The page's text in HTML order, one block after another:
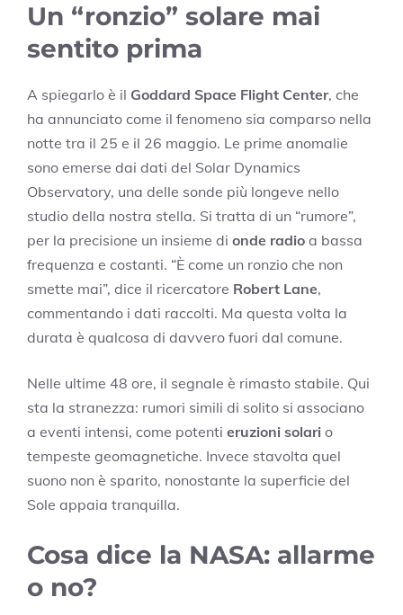
Un “ronzio” solare mai
sentito prima
A spiegarlo è il Goddard Space Flight Center, che
ha annunciato come il fenomeno sia comparso nella
notte tra il 25 e il 26 maggio. Le prime anomalie
sono emerse dai dati del Solar Dynamics
Observatory, una delle sonde più longeve nello
studio della nostra stella. Si tratta di un “rumore”,
per la precisione un insieme di onde radio a bassa
frequenza e costanti. “È come un ronzio che non
smette mai”, dice il ricercatore Robert Lane,
commentando i dati raccolti. Ma questa volta la
durata è qualcosa di davvero fuori dal comune.
Nelle ultime 48 ore, il segnale è rimasto stabile. Qui
sta la stranezza: rumori simili di solito si associano
a eventi intensi, come potenti eruzioni solari o
tempeste geomagnetiche. Invece stavolta quel
suono non è sparito, nonostante la superficie del
Sole appaia tranquilla.
Cosa dice la NASA: allarme
o no?